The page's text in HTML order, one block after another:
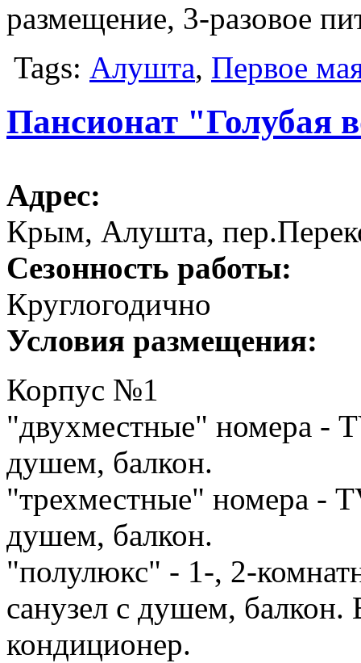
размещение, 3-разовое
Tags: Алушта, Первое
Пансионат "Голубая
Адрес:
Крым, Алушта,
Сезонность работы:
Круглогодично
Условия размещения:
Корпус №1
"двухместные" номера -
душем, балкон.
"трехместные" номера -
душем, балкон.
"полулюкс" - 1-, 2-
санузел с душем,
кондиционер.